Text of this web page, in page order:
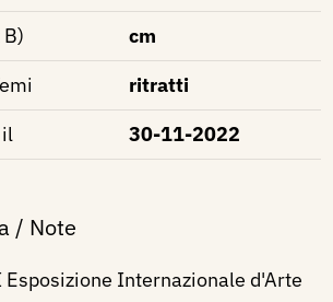
cm
ritratti
30-11-2022
/ Note
Internazionale d'Arte